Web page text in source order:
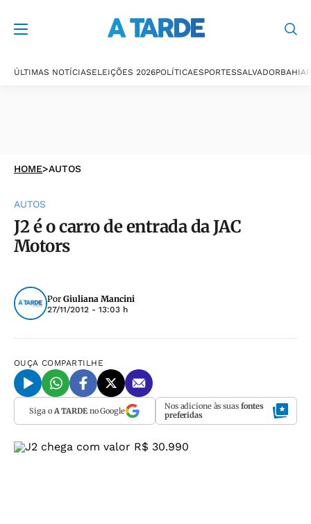
ÚLTIMAS NOTÍCIASELEIÇÕES 2026POLÍTICAESPORTESSALVADORBAHIA
HOME>AUTOS
AUTOS
J2 é o carro de entrada da JAC
Motors
Por Giuliana Mancini
27/11/2012 - 13:03 h
OUÇA COMPARTILHE
Siga o A TARDEno Google Nos adicione às suas fontes
preferidas